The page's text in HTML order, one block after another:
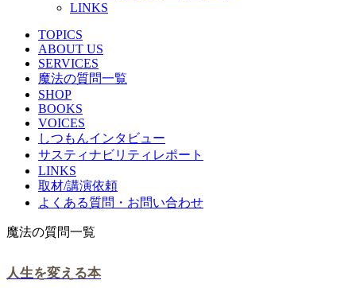
LINKS
TOPICS
ABOUT US
SERVICES
魔法の質問一覧
SHOP
BOOKS
VOICES
しつもんインタビュー
サスティナビリティレポート
LINKS
取材/講演依頼
よくある質問・お問い合わせ
魔法の質問一覧
人生を変える本